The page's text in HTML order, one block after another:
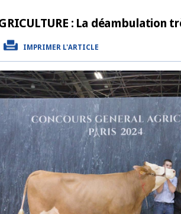
: La déambulation
IMPRIMER L'ARTICLE